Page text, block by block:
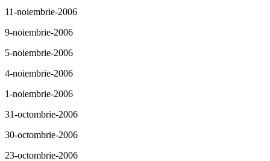
11-noiembrie-2006
9-noiembrie-2006
5-noiembrie-2006
4-noiembrie-2006
1-noiembrie-2006
31-octombrie-2006
30-octombrie-2006
23-octombrie-2006